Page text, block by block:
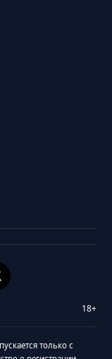
18+
только с